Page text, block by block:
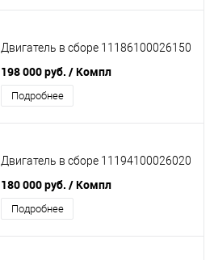
Двигатель в сборе 11186100026150
198 000 руб. / Компл
Подробнее
Двигатель в сборе 11194100026020
180 000 руб. / Компл
Подробнее